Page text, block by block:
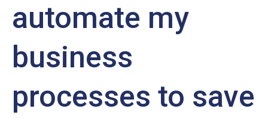
automate my
business
processes to save